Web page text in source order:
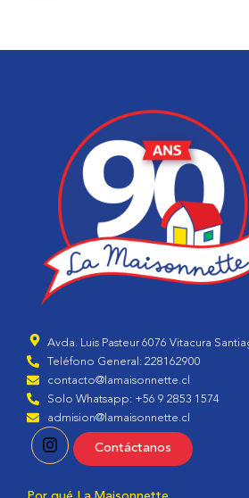
Avda. Luis Pasteur 6076 Vitacura
Teléfono General: 228162900
contacto@lamaisonnette.cl
Solo Whatsapp: +56 9 2853 1574
admision@lamaisonnette.cl
Contáctanos